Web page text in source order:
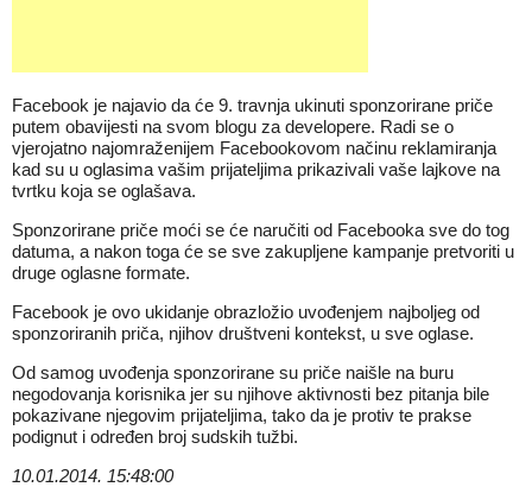
Facebook je najavio da će 9. travnja ukinuti sponzorirane priče
putem obavijesti na svom blogu za developere. Radi se o
vjerojatno najomraženijem Facebookovom načinu reklamiranja
kad su u oglasima vašim prijateljima prikazivali vaše lajkove na
tvrtku koja se oglašava.
Sponzorirane priče moći se će naručiti od Facebooka sve do tog
datuma, a nakon toga će se sve zakupljene kampanje pretvoriti u
druge oglasne formate.
Facebook je ovo ukidanje obrazložio uvođenjem najboljeg od
sponzoriranih priča, njihov društveni kontekst, u sve oglase.
Od samog uvođenja sponzorirane su priče naišle na buru
negodovanja korisnika jer su njihove aktivnosti bez pitanja bile
pokazivane njegovim prijateljima, tako da je protiv te prakse
podignut i određen broj sudskih tužbi.
10.01.2014. 15:48:00